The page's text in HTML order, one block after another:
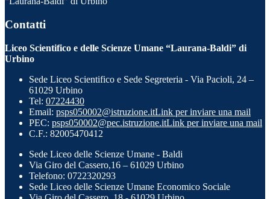
Contatti
Liceo Scientifico e delle Scienze Umane “Laurana-Baldi” di
Urbino
Sede Liceo Scientifico e Sede Segreteria - Via Pacioli, 24 –
61029 Urbino
Tel: 07224430
Email: psps050002@istruzione.itLink per inviare una mail
PEC: psps050002@pec.istruzione.itLink per inviare una mail
C.F.: 82005470412
Sede Liceo delle Scienze Umane - Baldi
Via Giro del Cassero,16 – 61029 Urbino
Telefono: 0722320293
Sede Liceo delle Scienze Umane Economico Sociale